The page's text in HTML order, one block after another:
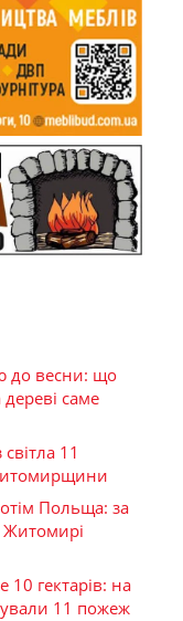
до весни: що
саме
11
Польща: за
Житомирі
гектарів: на
11 пожеж